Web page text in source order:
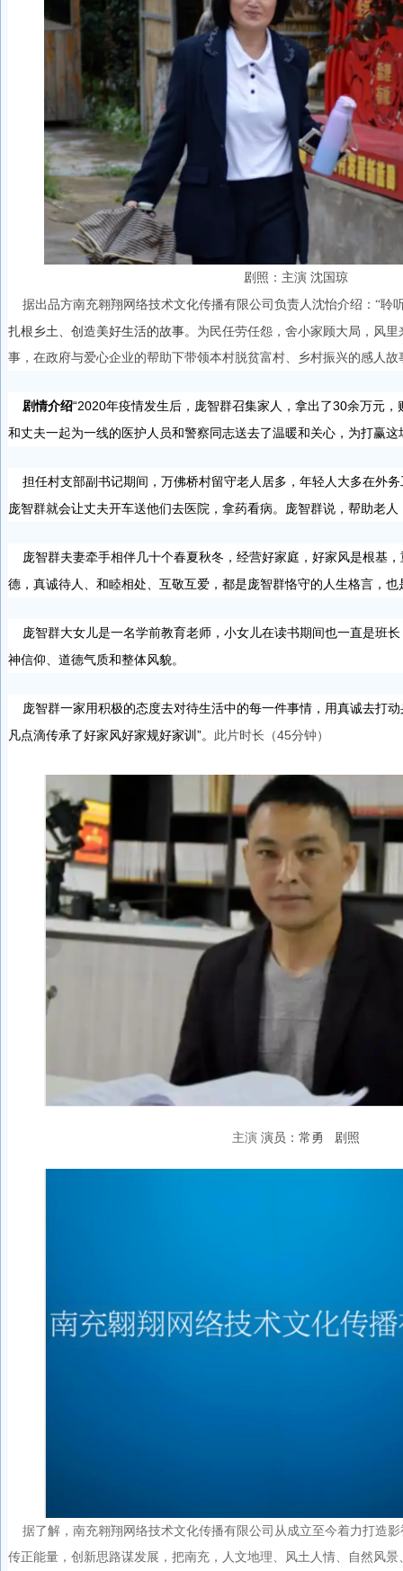
剧照：主演 沈国琼
据出品方南充翱翔网络技术文化传播有限公司负责人沈怡介绍：“聆
扎根乡土、创造美好生活的故事。
为民任劳任怨，舍小家顾大局，风
事，在政府与爱心企业的帮助下带领本村脱贫富村、乡村振兴的感人故
剧情介绍“2020年疫情发生后，庞智群召集家人，拿出了30余万元
和丈夫一起为一线的医护人员和警察同志送去了温暖和关心，为打赢
担任村支部副书记期间，万佛桥村留守老人居多，年轻人大多在外
庞智群就会让丈夫开车送他们去医院，拿药看病。庞智群说，帮助老
庞智群夫妻牵手相伴几十个春夏秋冬，经营好家庭，好家风是根基
德，真诚待人、和睦相处、互敬互爱，都是庞智群恪守的人生格言，
庞智群大女儿是一名学前教育老师，小女儿在读书期间也一直是班
神信仰、道德气质和整体风貌。
庞智群一家用积极的态度去对待生活中的每一件事情，用真诚去打
凡点滴传承了好家风好家规好家训”。 此片时长（45分钟）
主演 演员：常勇 剧照
据了解，南充翱翔网络技术文化传播有限公司从成立至今着力打造
传正能量，创新思路谋发展，把南充，人文地理、风土人情、自然风